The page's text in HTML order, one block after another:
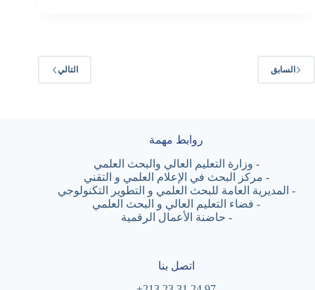
السابق التالي
روابط مهمة
- وزارة التعليم العالي والبحث العلمي
- مركز البحث في الإعلام العلمي و التقني
- المديرية العامة للبحث العلمي و التطوير التكنولوجي
- فضاء التعليم العالي و البحث العلمي
- حاضنة الأعمال الرقمية
اتصل بنا